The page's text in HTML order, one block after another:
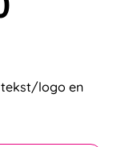
logo en